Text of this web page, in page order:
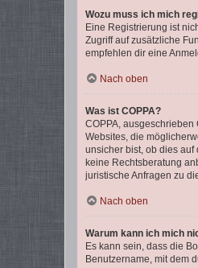
Wozu muss ich mich
Eine Registrierung ist
Zugriff auf zusätzliche
empfehlen dir eine
Nach oben
Was ist COPPA?
COPPA, ausgeschrieben
Websites, die
unsicher bist, ob dies auf
keine Rechtsberatung
juristische Anfragen zu
Nach oben
Warum kann ich mich
Es kann sein, dass die
Benutzername, mit dem